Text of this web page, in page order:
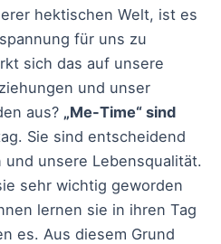
hektischen Welt, ist es
für uns zu
sich das auf unsere
und unser
aus? „Me-Time“ sind
Sie sind entscheidend
unsere Lebensqualität.
sehr wichtig geworden
lernen sie in ihren Tag
es. Aus diesem Grund